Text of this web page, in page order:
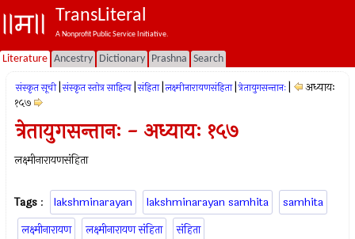
TransLiteral
A Nonprofit Public Service Initiative.
Literature Ancestry Dictionary Prashna Search
संस्कृत सूची संस्कृत स्तोत्र साहित्य संहिता लक्ष्मीनारायणसंहिता त्रेतायुगसन्तानः
अध्यायः
१५७
त्रेतायुगसन्तानः - अध्यायः १५७
लक्ष्मीनारायणसंहिता
Tags : lakshminarayan lakshminarayan samhita
samhita
लक्ष्मीनारायण
लक्ष्मीनारायण संहिता संहिता